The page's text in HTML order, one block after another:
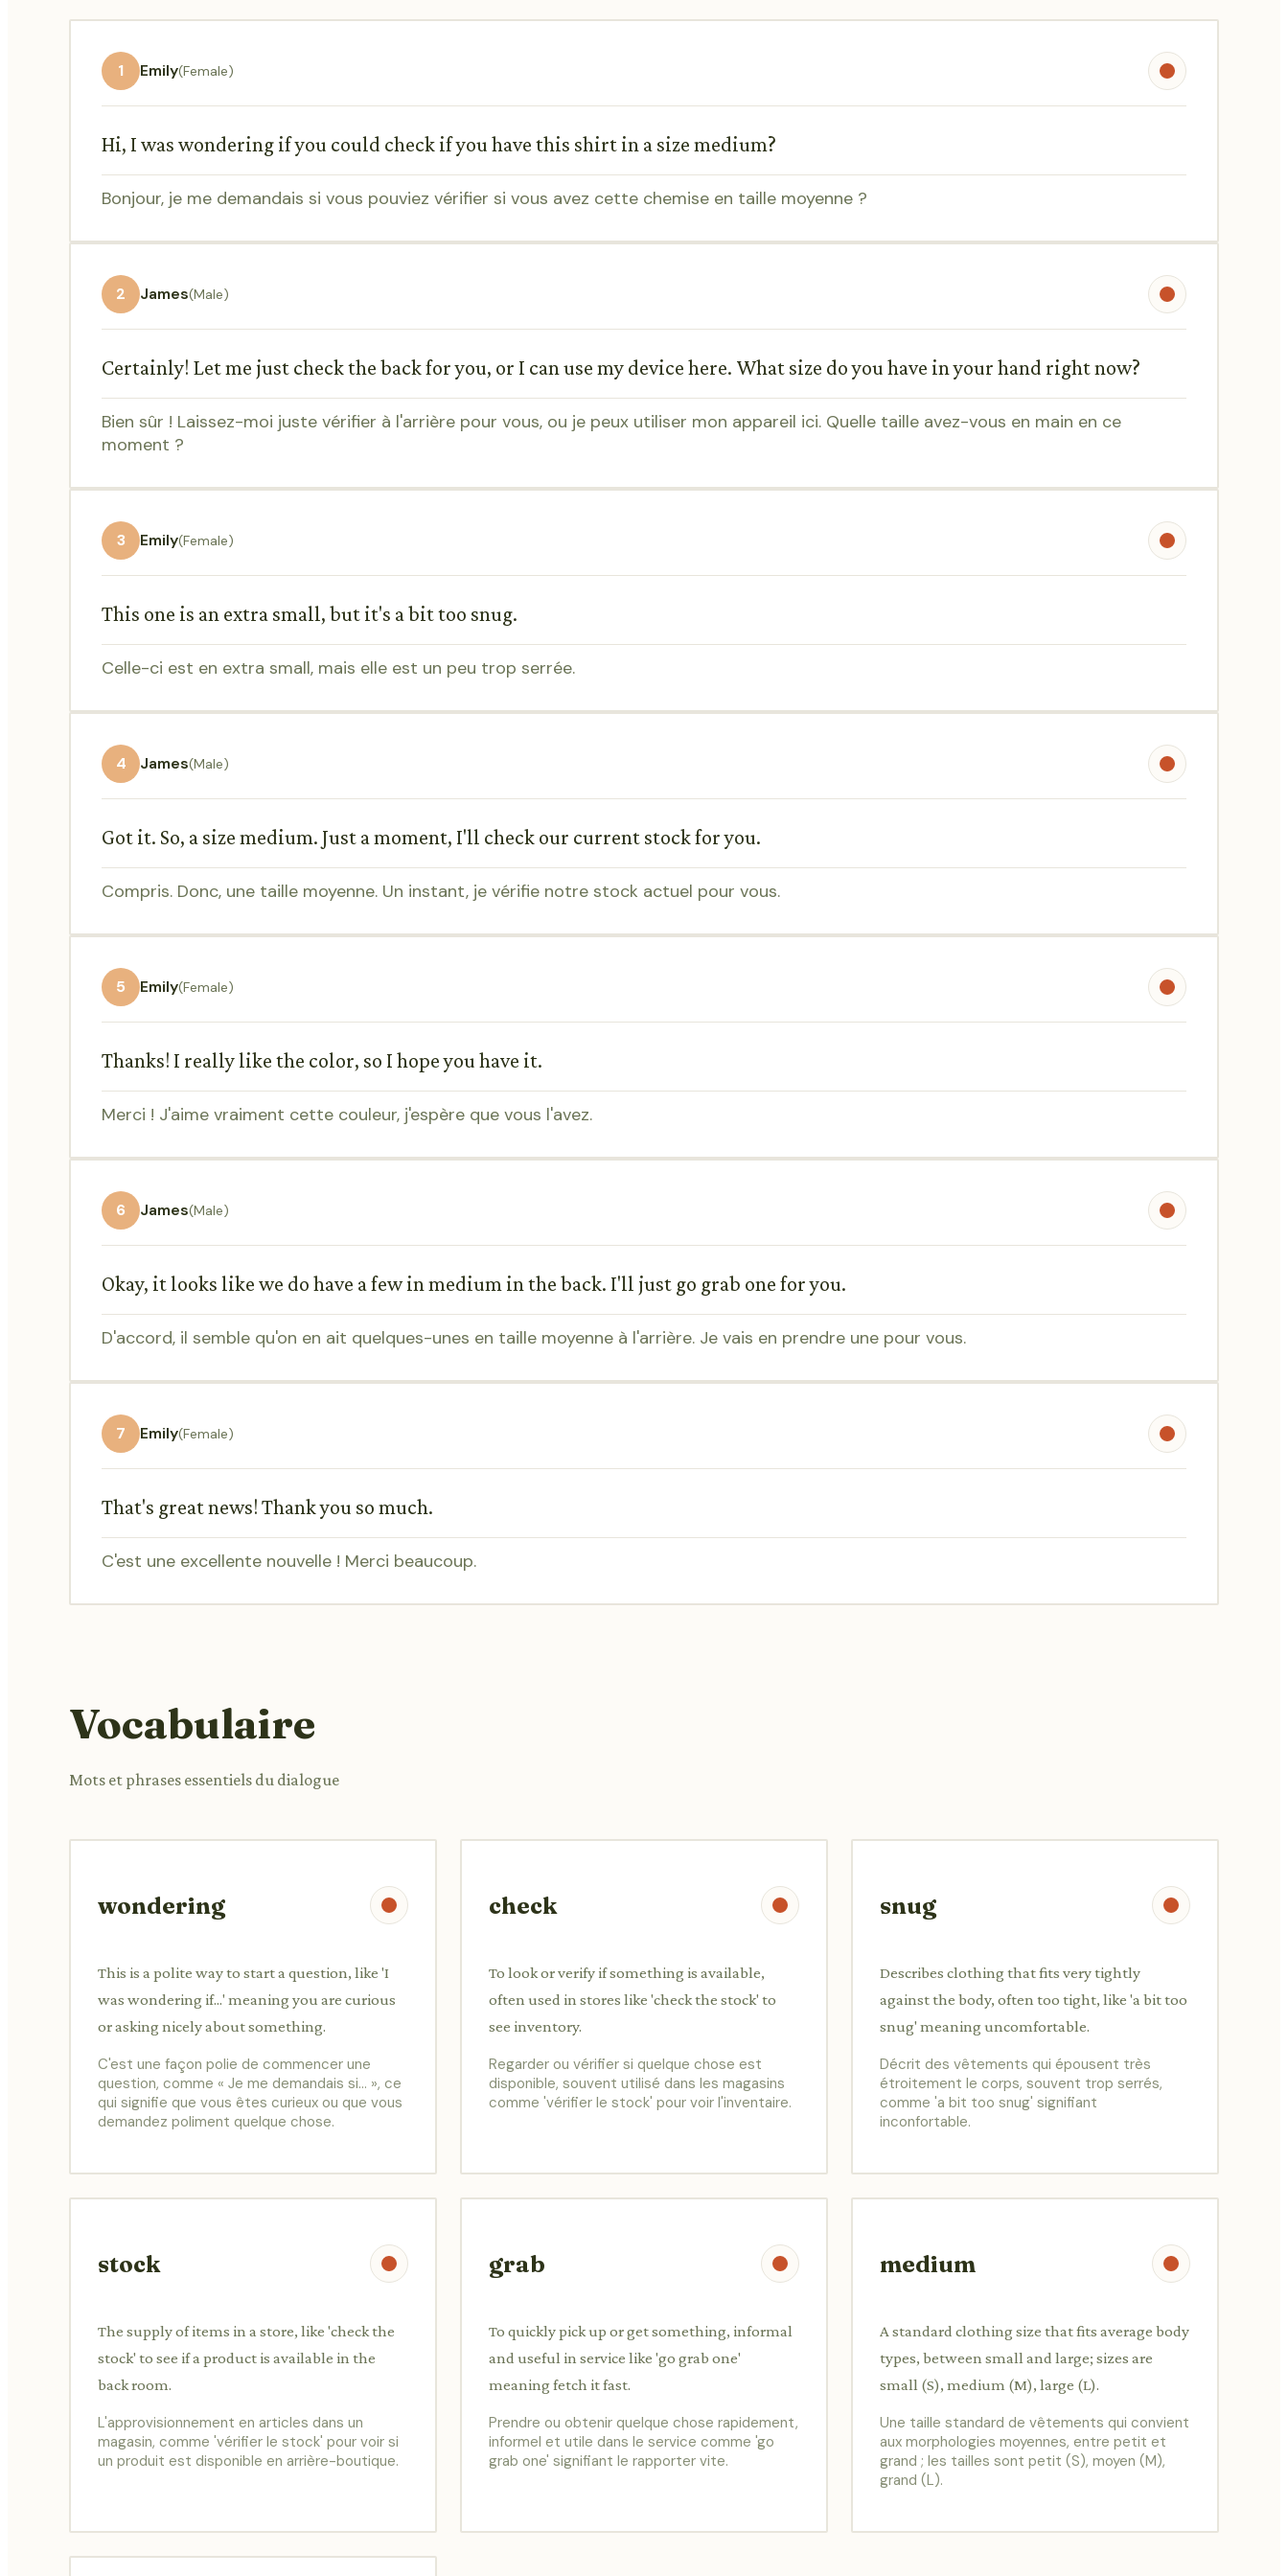
1 Emily(Female)
Hi, I was wondering if you could check if you have this shirt in a size medium?
Bonjour, je me demandais si vous pouviez vérifier si vous avez cette chemise en taille moyenne ?
2 James(Male)
Certainly! Let me just check the back for you, or I can use my device here. What size do you have in your hand right now?
Bien sûr ! Laissez-moi juste vérifier à l'arrière pour vous, ou je peux utiliser mon appareil ici. Quelle taille avez-vous en main en ce
moment ?
3 Emily(Female)
This one is an extra small, but it's a bit too snug.
Celle-ci est en extra small, mais elle est un peu trop serrée.
4 James(Male)
Got it. So, a size medium. Just a moment, I'll check our current stock for you.
Compris. Donc, une taille moyenne. Un instant, je vérifie notre stock actuel pour vous.
5 Emily(Female)
Thanks! I really like the color, so I hope you have it.
Merci ! J'aime vraiment cette couleur, j'espère que vous l'avez.
6 James(Male)
Okay, it looks like we do have a few in medium in the back. I'll just go grab one for you.
D'accord, il semble qu'on en ait quelques-unes en taille moyenne à l'arrière. Je vais en prendre une pour vous.
7 Emily(Female)
That's great news! Thank you so much.
C'est une excellente nouvelle ! Merci beaucoup.
Vocabulaire
Mots et phrases essentiels du dialogue
wondering
This is a polite way to start a question, like 'I
was wondering if...' meaning you are curious
or asking nicely about something.
C'est une façon polie de commencer une
question, comme « Je me demandais si... », ce
qui signifie que vous êtes curieux ou que vous
demandez poliment quelque chose.
check
To look or verify if something is available,
often used in stores like 'check the stock' to
see inventory.
Regarder ou vérifier si quelque chose est
disponible, souvent utilisé dans les magasins
comme 'vérifier le stock' pour voir l'inventaire.
snug
Describes clothing that fits very tightly
against the body, often too tight, like 'a bit too
snug' meaning uncomfortable.
Décrit des vêtements qui épousent très
étroitement le corps, souvent trop serrés,
comme 'a bit too snug' signifiant
inconfortable.
stock
The supply of items in a store, like 'check the
stock' to see if a product is available in the
back room.
L'approvisionnement en articles dans un
magasin, comme 'vérifier le stock' pour voir si
un produit est disponible en arrière-boutique.
grab
To quickly pick up or get something, informal
and useful in service like 'go grab one'
meaning fetch it fast.
Prendre ou obtenir quelque chose rapidement,
informel et utile dans le service comme 'go
grab one' signifiant le rapporter vite.
medium
A standard clothing size that fits average body
types, between small and large; sizes are
small (S), medium (M), large (L).
Une taille standard de vêtements qui convient
aux morphologies moyennes, entre petit et
grand ; les tailles sont petit (S), moyen (M),
grand (L).